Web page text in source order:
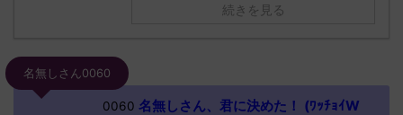
続きを見る
名無しさん0060
0060 名無しさん、君に決めた！ (ﾜｯﾁｮｲW